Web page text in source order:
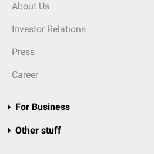
About Us
Investor Relations
Press
Career
For Business
Other stuff